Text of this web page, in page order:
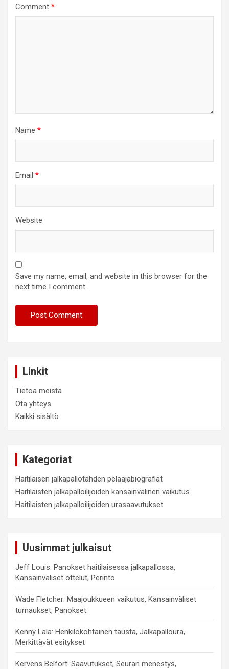
Comment *
Name *
Email *
Website
Save my name, email, and website in this browser for the
next time I comment.
Linkit
Tietoa meistä
Ota yhteys
Kaikki sisältö
Kategoriat
Haitilaisen jalkapallotähden pelaajabiografiat
Haitilaisten jalkapalloilijoiden kansainvälinen vaikutus
Haitilaisten jalkapalloilijoiden urasaavutukset
Uusimmat julkaisut
Jeff Louis: Panokset haitilaisessa jalkapallossa,
Kansainväliset ottelut, Perintö
Wade Fletcher: Maajoukkueen vaikutus, Kansainväliset
turnaukset, Panokset
Kenny Lala: Henkilökohtainen tausta, Jalkapalloura,
Merkittävät esitykset
Kervens Belfort: Saavutukset, Seuran menestys,